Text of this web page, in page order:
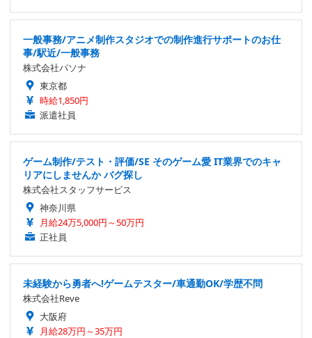
一般事務/アニメ制作スタジオでの制作進行サポートのお仕
事/駅近/一般事務
株式会社パソナ
東京都
時給1,850円
派遣社員
ゲーム制作/テスト・評価/SE そのゲーム愛 IT業界でのキャ
リアにしませんか バグ探し
株式会社スタッフサービス
神奈川県
月給24万5,000円～50万円
正社員
未経験から勇者へ!ゲームテスター/車通勤OK/学歴不問
株式会社Reve
大阪府
月給28万円～35万円